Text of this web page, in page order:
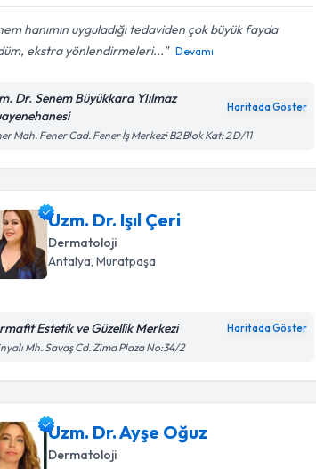
hanımın uyguladığı tedaviden çok büyük fayda
ekstra yönlendirmeleri...
Devamı
Dr. Senem Büyükkara YIılmaz
Haritada Göster
Mah. Fener Cad. Fener İş Merkezi B2 Blok Kat: 2 D/11
Uzm. Dr. Işıl Çeri
Dermatoloji
Antalya ,Muratpaşa
Estetik ve Güzellik Merkezi Haritada Göster
Mh. Savaş Cd. Zima Plaza No:34/2
Uzm. Dr. Ayşe Oğuz
Dermatoloji